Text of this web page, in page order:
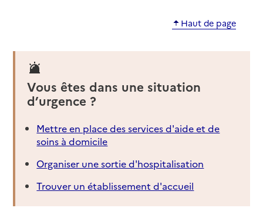
Haut de page
Vous êtes dans une situation
d’urgence ?
Mettre en place des services d'aide et de
soins à domicile
Organiser une sortie d'hospitalisation
Trouver un établissement d'accueil